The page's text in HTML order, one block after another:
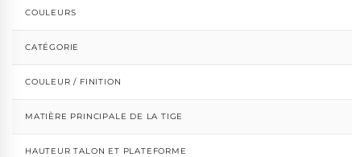
COULEURS
CATÉGORIE
COULEUR / FINITION
MATIÈRE PRINCIPALE DE LA TIGE
HAUTEUR TALON ET PLATEFORME